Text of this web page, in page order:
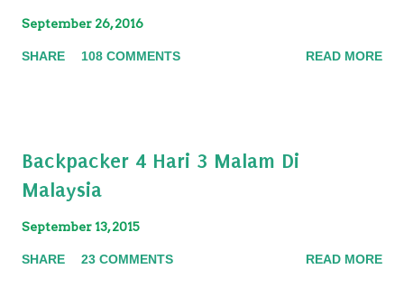
m
September 26, 2016
SHARE 108 COMMENTS READ MORE
Backpacker 4 Hari 3 Malam Di
Malaysia
September 13, 2015
SHARE 23 COMMENTS READ MORE